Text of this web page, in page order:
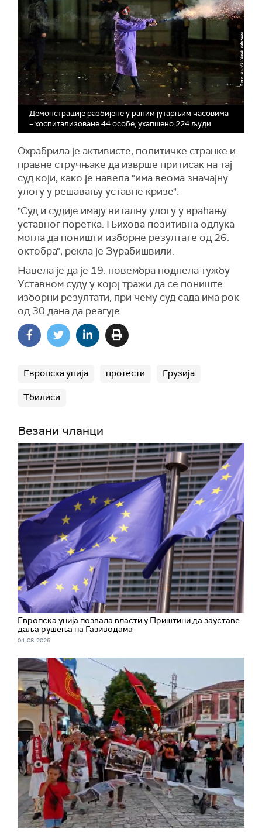
Демонстрације разбијене у раним јутарњим часовима
– хоспитализоване 44 особе, ухапшено 224 људи
Охрабрила је активисте, политичке странке и
правне стручњаке да изврше притисак на тај
суд који, како је навела "има веома значајну
улогу у решавању уставне кризе".
"Суд и судије имају виталну улогу у враћању
уставног поретка. Њихова позитивна одлука
могла да поништи изборне резултате од 26.
октобра", рекла је Зурабишвили.
Навела је да је 19. новембра поднела тужбу
Уставном суду у којој тражи да се пониште
изборни резултати, при чему суд сада има рок
од 30 дана да реагује.
Европска унија протести Грузија
Тбилиси
Везани чланци
Европска унија позвала власти у Приштини да зауставе
даља рушења на Газиводама
04. 08. 2026.